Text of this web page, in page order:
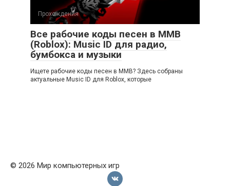
Прохождения
Все рабочие коды песен в ММВ
(Roblox): Music ID для радио,
бумбокса и музыки
Ищете рабочие коды песен в ММВ? Здесь собраны
актуальные Music ID для Roblox, которые
© 2026 Мир компьютерных игр